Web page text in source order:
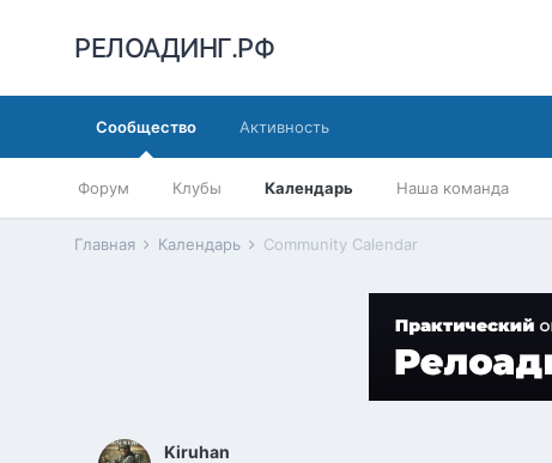
РЕЛОАДИНГ.РФ
Сообщество
Форум Клубы Календарь Наша команда
Активность
Главная Календарь Community Calendar
Kiruhan